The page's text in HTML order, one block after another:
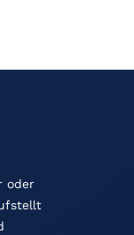
oder